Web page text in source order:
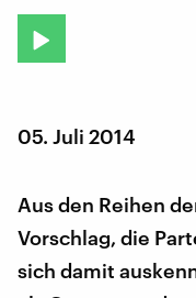
05. Juli 2014
Aus den Reihen
Vorschlag, die
sich damit